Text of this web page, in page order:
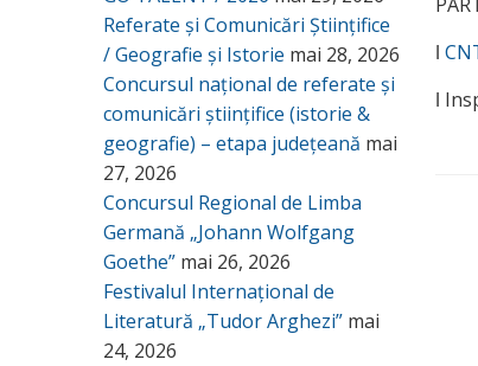
Referate și Comunicări Științifice
/ Geografie și Istorie mai 28, 2026
Concursul național de referate și
comunicări științifice (istorie &
geografie) – etapa județeană mai
27, 2026
Concursul Regional de Limba
Germană „Johann Wolfgang
Goethe” mai 26, 2026
Festivalul Internațional de
Literatură „Tudor Arghezi” mai
24, 2026
ǀ
ǀ